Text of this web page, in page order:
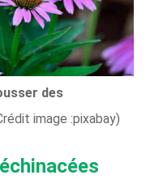
des
image :pixabay)